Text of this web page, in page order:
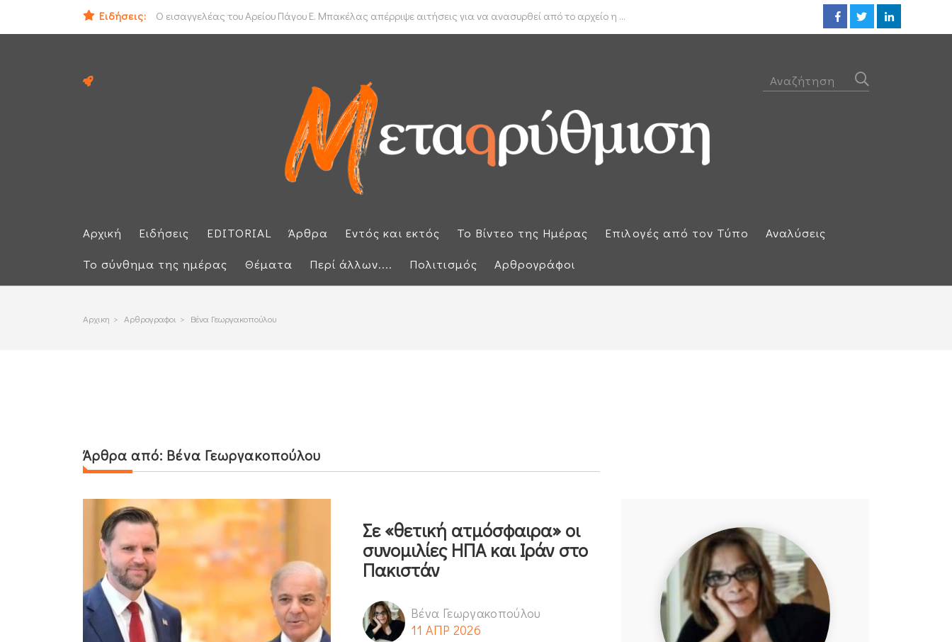
Ειδήσεις:
Ο εισαγγελέας του Αρείου Πάγου Ε. Μπακέλας απέρριψε αιτήσεις για να ανασυρθεί από το αρχείο η ...
ΟΟΣΑ: Στην τελευταία θέση η Ελλάδα για το πραγματικό διαθέσιμο εισόδημα των νοικοκυριών Προθεσμία για να
Αρχική Ειδήσεις EDITORIAL Άρθρα Εντός και εκτός Το Βίντεο της Ημέρας Επιλογές από τον Τύπο
Αναλύσεις
Το σύνθημα της ημέρας
Θέματα Περί άλλων.... Πολιτισμός Αρθρογράφοι
Αρχικη > Αρθρογραφοι > Βένα Γεωργακοπούλου
Άρθρα από: Βένα Γεωργακοπούλου
Σε «θετική ατμόσφαιρα» οι
συνομιλίες ΗΠΑ και Ιράν στο
Πακιστάν
Βένα Γεωργακοπούλου
11 ΑΠΡ 2026